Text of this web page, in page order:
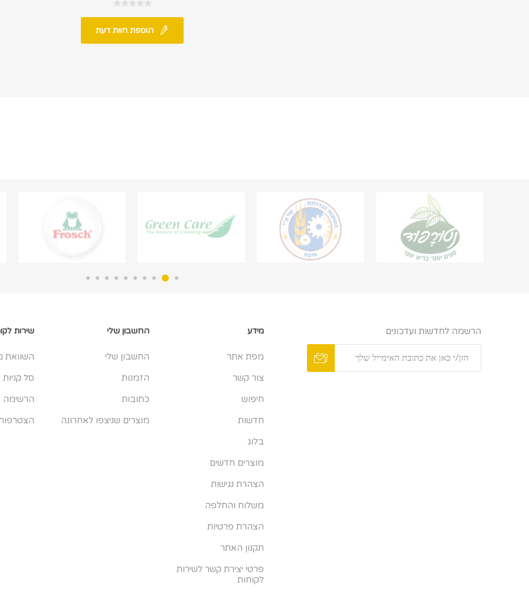
הוספת חוות דעת
הרשמה לחדשות ועדכונים מידע
מפת אתר
צור קשר
חיפוש
חדשות
בלוג
מוצרים חדשים
הצהרת נגישות
משלוח והחלפה
הצהרת פרטיות
תקנון האתר
פרטי יצירת קשר לשירות
לקוחות
החשבון שלי
החשבון שלי
הזמנות
כתובות
מוצרים שניצפו לאחרונה
שירות
השוואת
סל קניות
הרשימה